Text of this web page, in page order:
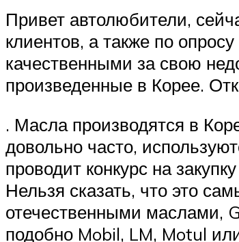
Привет автолюбители,
клиентов, а также по
качественными за свою
произведенные в Корее.
. Масла производятся в
довольно часто,
проводит конкурс на
Нельзя сказать, что это
отечественными маслами,
подобно Mobil, LM, Motul